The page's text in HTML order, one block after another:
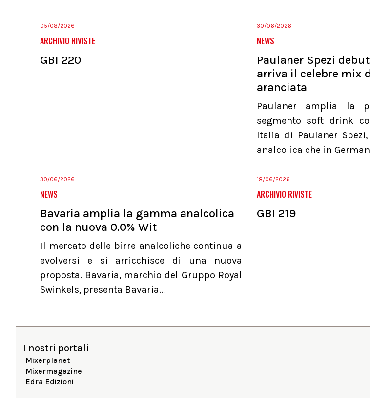
05/08/2026
ARCHIVIO RIVISTE
GBI 220
30/06/2026
NEWS
Paulaner Spezi
arriva il celebre mix
aranciata
Paulaner amplia la
segmento soft drink
Italia di Paulaner
analcolica che in
30/06/2026
NEWS
Bavaria amplia la gamma analcolica
con la nuova 0.0% Wit
Il mercato delle birre analcoliche continua a
evolversi e si arricchisce di una nuova
proposta. Bavaria, marchio del Gruppo Royal
Swinkels, presenta Bavaria...
18/06/2026
ARCHIVIO RIVISTE
GBI 219
I nostri portali
Mixerplanet
Mixermagazine
Edra Edizioni